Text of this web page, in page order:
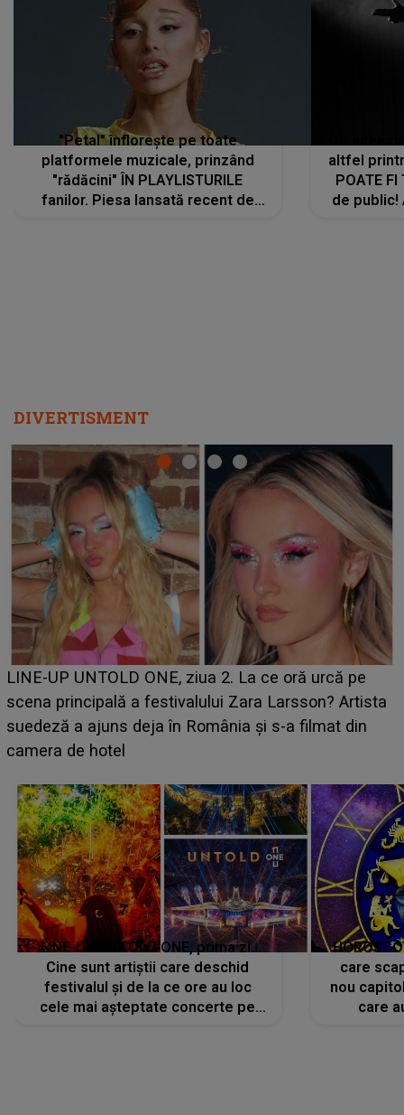
"Petal" înflorește pe toate
platformele muzicale, prinzând
"rădăcini" ÎN PLAYLISTURILE
fanilor. Piesa lansată recent de
altfel
POATE FI
de public!
DIVERTISMENT
Ce a dezvăluit noua concurentă din "Casa Iubirii" l-a
luat prin surprindere pe Emanuel. CINE ESTE
BĂIATUL VIZAT de Alexandra?! Aflându-se în fața
faptului împlinit, A RECUNOSCUT IMEDIAT: "Am
LINE-UP UNTOLD ONE, prima zi.
Cine sunt artiștii care deschid
festivalul și de la ce ore au loc
cele mai așteptate concerte pe
care
nou
care